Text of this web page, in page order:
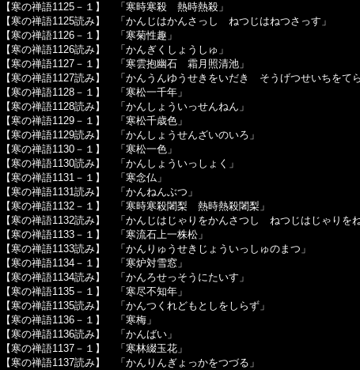
【寒の禅語1125－１】 「寒時寒殺 熱時熱殺」
【寒の禅語1125読み】 「かんじはかんさっし ねつじはねつさっす」
【寒の禅語1126－１】 「寒菊性趣」
【寒の禅語1126読み】 「かんぎくしょうしゅ」
【寒の禅語1127－１】 「寒雲抱幽石 霜月照清池」
【寒の禅語1127読み】 「かんうんゆうせきをいだき そうげつせいちをてら
【寒の禅語1128－１】 「寒松一千年」
【寒の禅語1128読み】 「かんしょういっせんねん」
【寒の禅語1129－１】 「寒松千歳色」
【寒の禅語1129読み】 「かんしょうせんざいのいろ」
【寒の禅語1130－１】 「寒松一色」
【寒の禅語1130読み】 「かんしょういっしょく」
【寒の禅語1131－１】 「寒念仏」
【寒の禅語1131読み】 「かんねんぶつ」
【寒の禅語1132－１】 「寒時寒殺闍梨 熱時熱殺闍梨」
【寒の禅語1132読み】 「かんじはじゃりをかんさつし ねつじはじゃりをね
【寒の禅語1133－１】 「寒流石上一株松」
【寒の禅語1133読み】 「かんりゅうせきじょういっしゅのまつ」
【寒の禅語1134－１】 「寒炉対雪窓」
【寒の禅語1134読み】 「かんろせっそうにたいす」
【寒の禅語1135－１】 「寒尽不知年」
【寒の禅語1135読み】 「かんつくれどもとしをしらず」
【寒の禅語1136－１】 「寒梅」
【寒の禅語1136読み】 「かんばい」
【寒の禅語1137－１】 「寒林綴玉花」
【寒の禅語1137読み】 「かんりんぎょっかをつづる」